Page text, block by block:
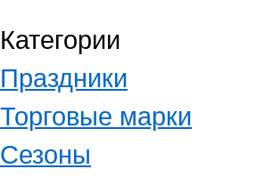
Категории
Праздники
Торговые марки
Сезоны